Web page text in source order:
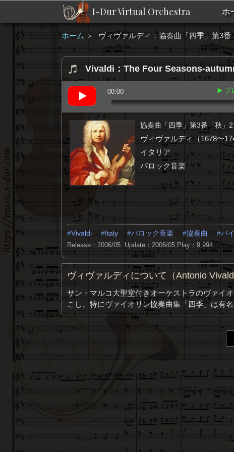
I-Dur Virtual Orchestra ホ
ホーム ＞ ヴィヴァルディ：協奏曲「四季」第3番
Vivaldi：The Four Seasons-
00:00 ▶️ プ
協奏曲「四季」第3番「秋」
ヴィヴァルディ（1678〜
イタリア
バロック音楽
Vivaldi Italy バロック音楽 協奏曲 バ
Release：2006/05 Update：2006/05 Play：9,994
ヴィヴァルディについて（Antonio Vivaldi
サン・マルコ大聖堂付きオーケストラのヴァイ
こし、特にヴァイオリン協奏曲集「四季」は有